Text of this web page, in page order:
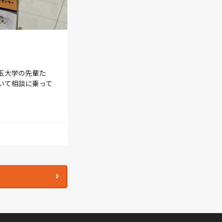
大学の先輩た
て相談に乗って